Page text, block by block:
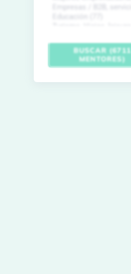
BUSCAR (6711
MENTORES)